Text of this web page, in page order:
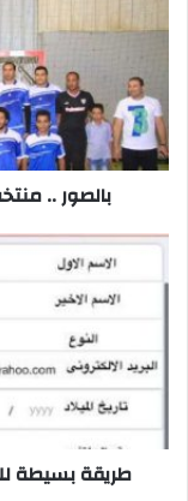
منتخب
السويس
اليد
قطار
لا
يرحم
بالصور ..
طريقة
أحدهم
حسابك
الفيسبوك
طريقة بسيطة